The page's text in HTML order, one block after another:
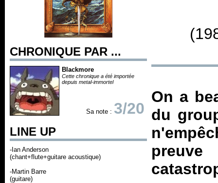
CHRONIQUE PAR ...
Blackmore
Cette chronique a été importée
depuis metal-immortel
Sa note : 3/20
LINE UP
-Ian Anderson
(chant+flute+guitare acoustique)
-Martin Barre
(guitare)
On a
du